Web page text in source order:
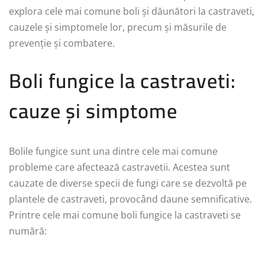
explora cele mai comune boli și dăunători la castraveti,
cauzele și simptomele lor, precum și măsurile de
prevenție și combatere.
Boli fungice la castraveti:
cauze și simptome
Bolile fungice sunt una dintre cele mai comune
probleme care afectează castravetii. Acestea sunt
cauzate de diverse specii de fungi care se dezvoltă pe
plantele de castraveti, provocând daune semnificative.
Printre cele mai comune boli fungice la castraveti se
numără: